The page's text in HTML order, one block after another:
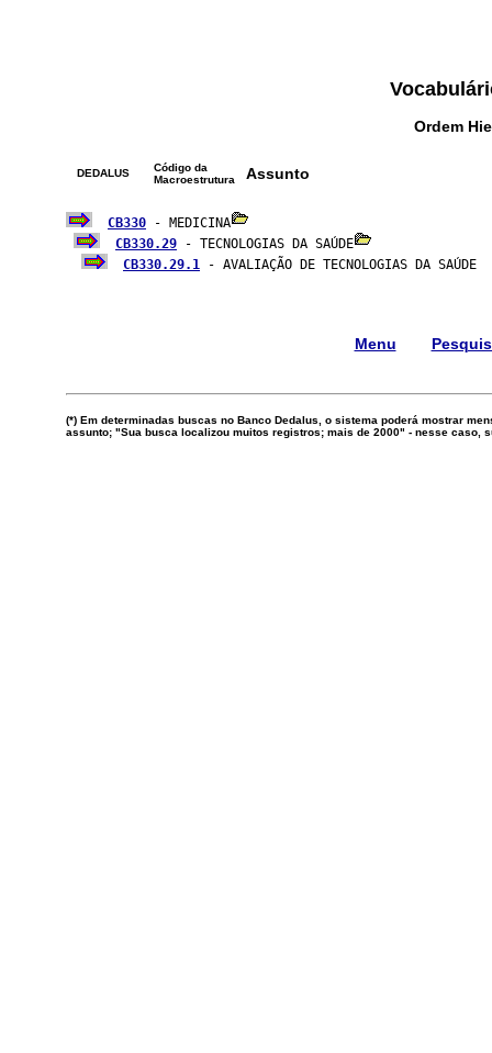
Ordem
DEDALUS
Código da
Macroestrutura
Assunto
CB330 - MEDICINA
CB330.29 - TECNOLOGIAS DA SAÚDE
CB330.29.1 - AVALIAÇÃO DE TECNOLOGIAS DA SAÚDE
Menu
(*) Em determinadas buscas no Banco Dedalus, o sistema poderá mostrar
assunto; "Sua busca localizou muitos registros; mais de 2000" - nesse caso,